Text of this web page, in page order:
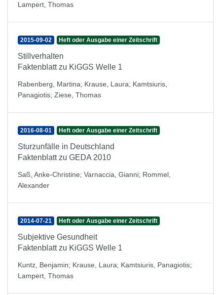
Lampert, Thomas
2015-09-02 Heft oder Ausgabe einer Zeitschrift
Stillverhalten
Faktenblatt zu KiGGS Welle 1
Rabenberg, Martina; Krause, Laura; Kamtsiuris,
Panagiotis; Ziese, Thomas
2016-08-01 Heft oder Ausgabe einer Zeitschrift
Sturzunfälle in Deutschland
Faktenblatt zu GEDA 2010
Saß, Anke-Christine; Varnaccia, Gianni; Rommel,
Alexander
2014-07-21 Heft oder Ausgabe einer Zeitschrift
Subjektive Gesundheit
Faktenblatt zu KiGGS Welle 1
Kuntz, Benjamin; Krause, Laura; Kamtsiuris, Panagiotis;
Lampert, Thomas